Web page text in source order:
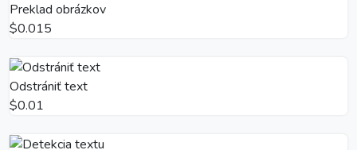
Preklad obrázkov
$0.015
Odstrániť text
$0.01